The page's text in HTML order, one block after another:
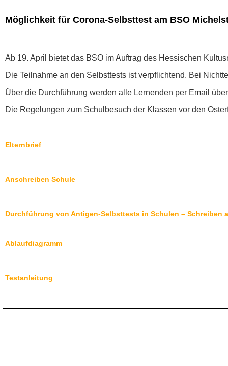
Möglichkeit für Corona-Selbsttest am BSO
Ab 19. April bietet das BSO im Auftrag des Hessischen
Die Teilnahme an den Selbsttests ist verpflichtend. Bei
Über die Durchführung werden alle Lernenden per Email
Die Regelungen zum Schulbesuch der Klassen vor den
Elternbrief
Anschreiben Schule
Durchführung von Antigen-Selbsttests in Schulen – Schreiben
Ablaufdiagramm
Testanleitung